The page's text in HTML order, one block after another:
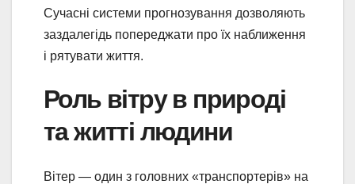
Сучасні системи прогнозування дозволяють
заздалегідь попереджати про їх наближення
і рятувати життя.
Роль вітру в природі
та житті людини
Вітер — один з головних «транспортерів» на